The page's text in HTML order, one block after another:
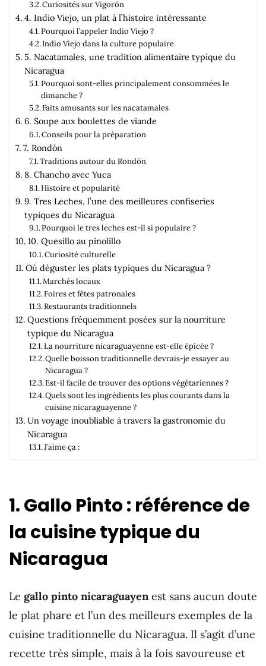
Curiosités sur Vigorón
4. Indio Viejo, un plat à l’histoire intéressante
Pourquoi l’appeler Indio Viejo ?
Indio Viejo dans la culture populaire
5. Nacatamales, une tradition alimentaire typique du
Nicaragua
Pourquoi sont-elles principalement consommées le
dimanche ?
Faits amusants sur les nacatamales
6. Soupe aux boulettes de viande
Conseils pour la préparation
7. Rondón
Traditions autour du Rondón
8. Chancho avec Yuca
Histoire et popularité
9. Tres Leches, l’une des meilleures confiseries
typiques du Nicaragua
Pourquoi le tres leches est-il si populaire ?
10. Quesillo au pinolillo
Curiosité culturelle
Où déguster les plats typiques du Nicaragua ?
Marchés locaux
Foires et fêtes patronales
Restaurants traditionnels
Questions fréquemment posées sur la nourriture
typique du Nicaragua
La nourriture nicaraguayenne est-elle épicée ?
Quelle boisson traditionnelle devrais-je essayer au
Nicaragua ?
Est-il facile de trouver des options végétariennes ?
Quels sont les ingrédients les plus courants dans la
cuisine nicaraguayenne ?
Un voyage inoubliable à travers la gastronomie du
Nicaragua
J’aime ça :
1. Gallo Pinto : référence de
la cuisine typique du
Nicaragua
Le gallo pinto nicaraguayenest sans aucun doute
le plat phare et l’un des meilleurs exemples de la
cuisine traditionnelle du Nicaragua. Il s’agit d’une
recette très simple, mais à la fois savoureuse et